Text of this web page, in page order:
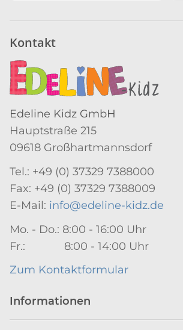
Kontakt
Edeline Kidz GmbH
Hauptstraße 215
09618 Großhartmannsdorf
Tel.: +49 (0) 37329 7388000
Fax: +49 (0) 37329 7388009
E-Mail: info@edeline-kidz.de
Mo. - Do.: 8:00 - 16:00 Uhr
Fr.: 8:00 - 14:00 Uhr
Zum Kontaktformular
Informationen